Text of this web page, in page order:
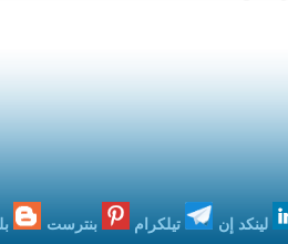
لينكد إن تيلكرام بنترست